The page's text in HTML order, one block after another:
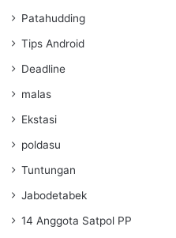
Patahudding
Tips Android
Deadline
malas
Ekstasi
poldasu
Tuntungan
Jabodetabek
14 Anggota Satpol PP